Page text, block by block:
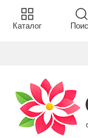
Каталог